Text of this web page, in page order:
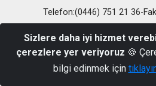
Telefon:(0446) 751 21 36-
Sizlere daha iyi hizmet
çerezlere yer veriyoruz 🍪
bilgi edinmek için